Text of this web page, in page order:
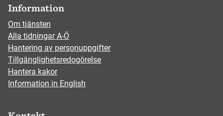
Information
Om tjänsten
Alla tidningar A-Ö
Hantering av personuppgifter
Tillgänglighetsredogörelse
Hantera kakor
Information in English